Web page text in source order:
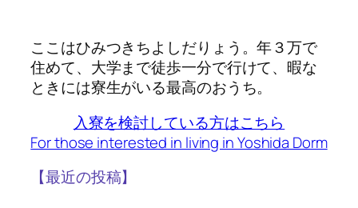
ここはひみつきちよしだりょう。年３万で
住めて、大学まで徒歩一分で行けて、暇な
ときには寮生がいる最高のおうち。
入寮を検討している方はこちら
For those interested in living in Yoshida Dorm
【最近の投稿】